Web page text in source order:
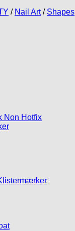
/ Nail Art / Shapes
Non Hotfix